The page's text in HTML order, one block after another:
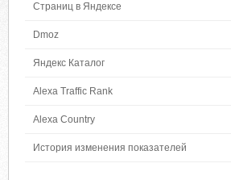
Страниц в Яндексе
Dmoz
Яндекс Каталог
Alexa Traffic Rank
Alexa Country
История изменения показателей